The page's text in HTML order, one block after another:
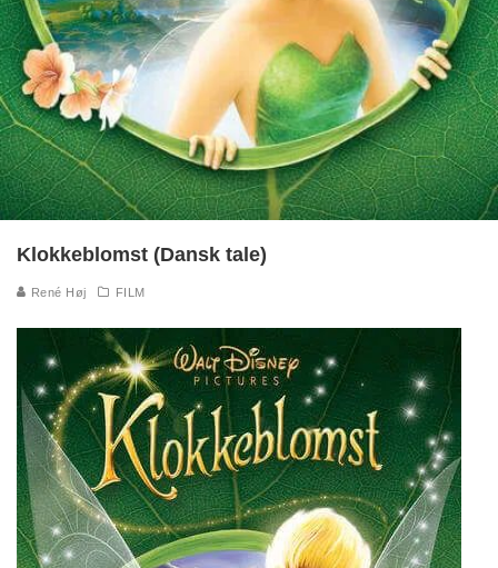
Klokkeblomst (Dansk tale)
René Høj FILM